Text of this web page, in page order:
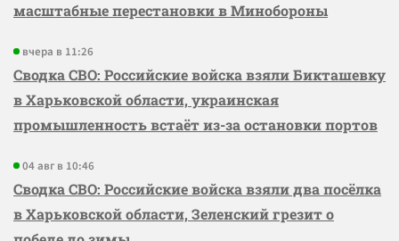
масштабные перестановки в Минобороны
вчера в 11:26
Сводка СВО: Российские войска взяли Бикташевку
в Харьковской области, украинская
промышленность встаёт из-за остановки портов
04 авг в 10:46
Сводка СВО: Российские войска взяли два посёлка
в Харьковской области, Зеленский грезит о